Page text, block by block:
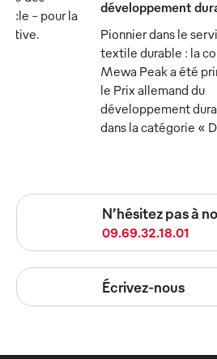
- pour la
développement
Pionnier dans le
textile durable : la
Mewa Peak a été
le Prix allemand du
développement
dans la catégorie «
N’hésitez pas à
09.69.32.18.01
Écrivez-nous